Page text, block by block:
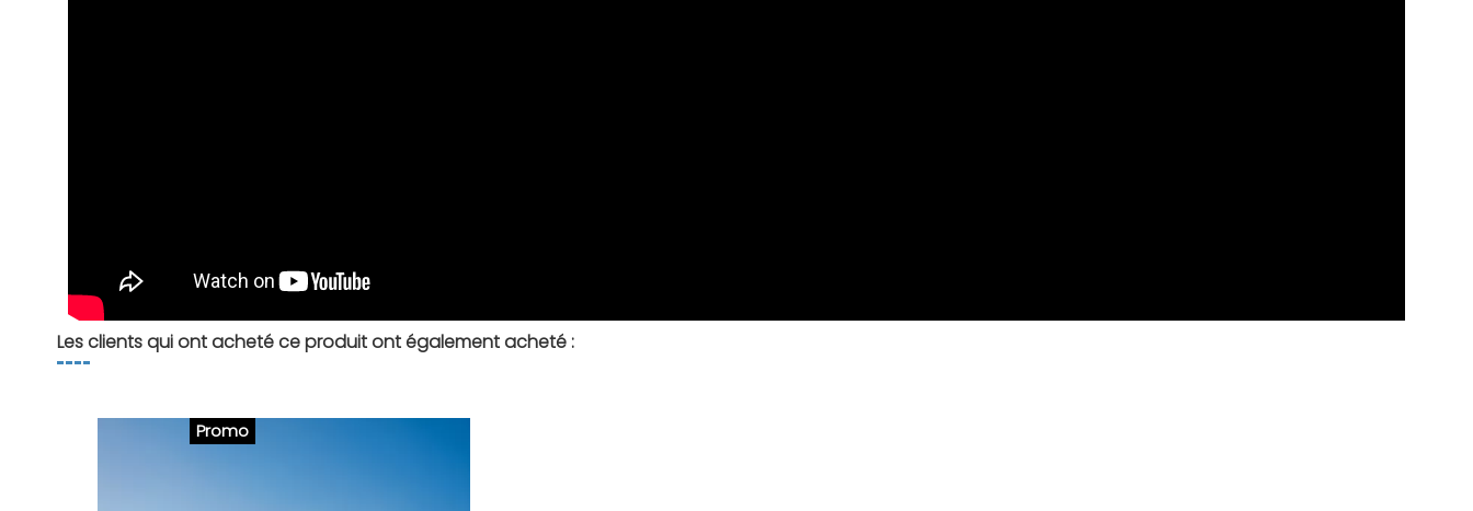
Les clients qui ont acheté ce produit ont également acheté :
Promo